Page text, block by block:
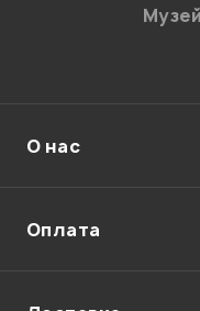
Отправить
О нас
Оплата